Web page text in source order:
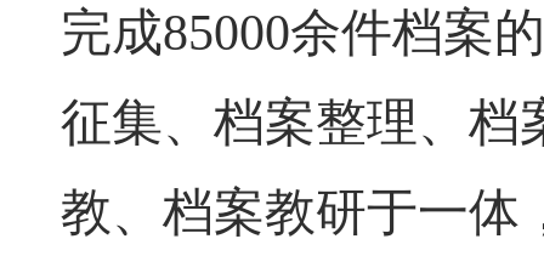
完成85000余件档案
征集、档案整理、档
教、档案教研于一体